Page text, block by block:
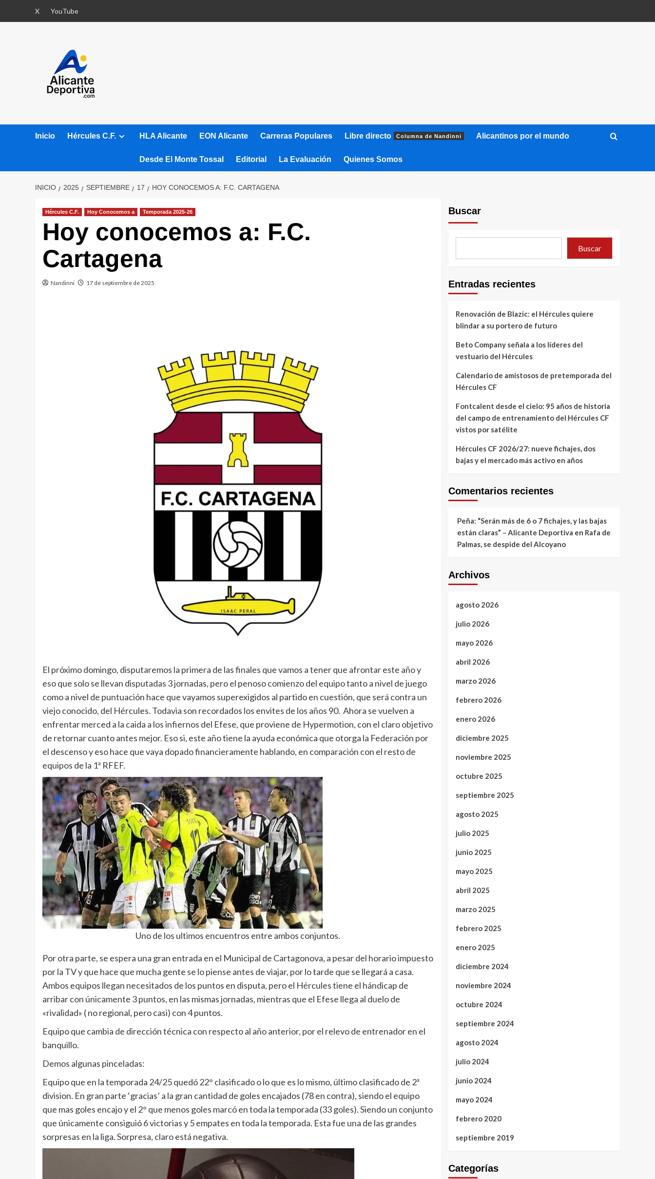
X YouTube
Inicio Hércules C.F. HLA Alicante EON Alicante Carreras Populares Libre directo Columna de Nandinni Alicantinos por el mundo
Desde El Monte Tossal Editorial La Evaluación Quienes Somos
INICIO 2025 SEPTIEMBRE 17 HOY CONOCEMOS A: F.C. CARTAGENA
Hércules C.F. Hoy Conocemos a Temporada 2025-26
Hoy conocemos a: F.C.
Cartagena
Nandinni 17 de septiembre de 2025
El próximo domingo, disputaremos la primera de las finales que vamos a tener que afrontar este año y
eso que solo se llevan disputadas 3 jornadas, pero el penoso comienzo del equipo tanto a nivel de juego
como a nivel de puntuación hace que vayamos superexigidos al partido en cuestión, que será contra un
viejo conocido, del Hércules. Todavia son recordados los envites de los años 90. Ahora se vuelven a
enfrentar merced a la caida a los infiernos del Efese, que proviene de Hypermotion, con el claro objetivo
de retornar cuanto antes mejor. Eso si, este año tiene la ayuda económica que otorga la Federación por
el descenso y eso hace que vaya dopado financieramente hablando, en comparación con el resto de
equipos de la 1ª RFEF.
Uno de los ultimos encuentros entre ambos conjuntos.
Por otra parte, se espera una gran entrada en el Municipal de Cartagonova, a pesar del horario impuesto
por la TV y que hace que mucha gente se lo piense antes de viajar, por lo tarde que se llegará a casa.
Ambos equipos llegan necesitados de los puntos en disputa, pero el Hércules tiene el hándicap de
arribar con únicamente 3 puntos, en las mismas jornadas, mientras que el Efese llega al duelo de
«rivalidad» ( no regional, pero casi) con 4 puntos.
Equipo que cambia de dirección técnica con respecto al año anterior, por el relevo de entrenador en el
banquillo.
Demos algunas pinceladas:
Equipo que en la temporada 24/25 quedó 22° clasificado o lo que es lo mismo, último clasificado de 2ª
division. En gran parte ‘gracias’ a la gran cantidad de goles encajados (78 en contra), siendo el equipo
que mas goles encajo y el 2° que menos goles marcó en toda la temporada (33 goles). Siendo un conjunto
que únicamente consiguió 6 victorias y 5 empates en toda la temporada. Esta fue una de las grandes
sorpresas en la liga. Sorpresa, claro está negativa.
Buscar
Buscar
Entradas recientes
Renovación de Blazic: el Hércules quiere
blindar a su portero de futuro
Beto Company señala a los líderes del
vestuario del Hércules
Calendario de amistosos de pretemporada del
Hércules CF
Fontcalent desde el cielo: 95 años de historia
del campo de entrenamiento del Hércules CF
vistos por satélite
Hércules CF 2026/27: nueve fichajes, dos
bajas y el mercado más activo en años
Comentarios recientes
Peña: “Serán más de 6 o 7 fichajes, y las bajas
están claras” – Alicante Deportiva en Rafa de
Palmas, se despide del Alcoyano
Archivos
agosto 2026
julio 2026
mayo 2026
abril 2026
marzo 2026
febrero 2026
enero 2026
diciembre 2025
noviembre 2025
octubre 2025
septiembre 2025
agosto 2025
julio 2025
junio 2025
mayo 2025
abril 2025
marzo 2025
febrero 2025
enero 2025
diciembre 2024
noviembre 2024
octubre 2024
septiembre 2024
agosto 2024
julio 2024
junio 2024
mayo 2024
febrero 2020
septiembre 2019
Categorías